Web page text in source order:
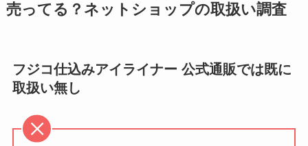
売ってる？ネットショップの取扱い調査
フジコ仕込みアイライナー 公式通販では既に
取扱い無し